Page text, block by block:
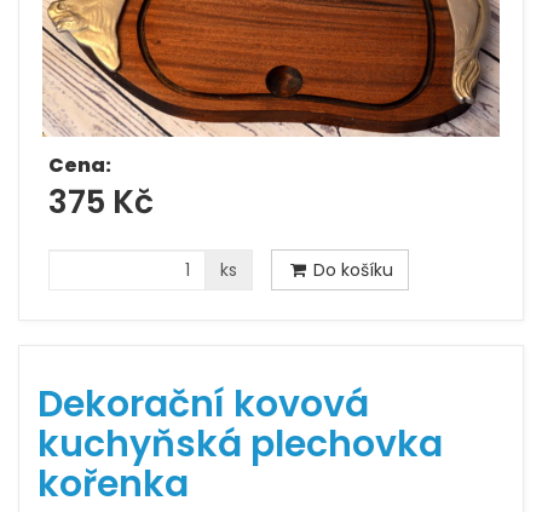
Cena:
375 Kč
ks Do košíku
Dekorační kovová
kuchyňská plechovka
kořenka